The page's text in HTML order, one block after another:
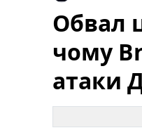
Обвал
чому
атаки